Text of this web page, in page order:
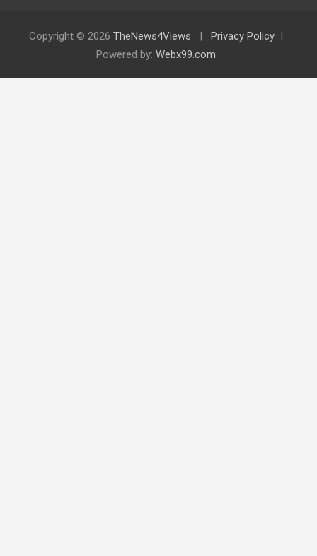
Copyright © 2026 TheNews4Views
Privacy Policy
Powered by: Webx99.com